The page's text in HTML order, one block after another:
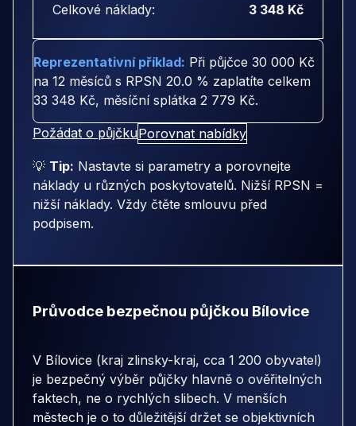
Celkové náklady:
3 348 Kč
Reprezentativní příklad: Při půjčce 30 000 Kč
na 12 měsíců s RPSN 20.0 % zaplatíte celkem
33 348 Kč, měsíční splátka 2 779 Kč.
Požádat o půjčkuPorovnat nabídky
💡 Tip: Nastavte si parametry a porovnejte
náklady u různých poskytovatelů. Nižší RPSN =
nižší náklady. Vždy čtěte smlouvu před
podpisem.
Průvodce bezpečnou půjčkou Bílovice
V Bílovice (kraj zlinsky-kraj, cca 1 200 obyvatel)
je bezpečný výběr půjčky hlavně o ověřitelných
faktech, ne o rychlých slibech. V menších
městech je o to důležitější držet se objektivních